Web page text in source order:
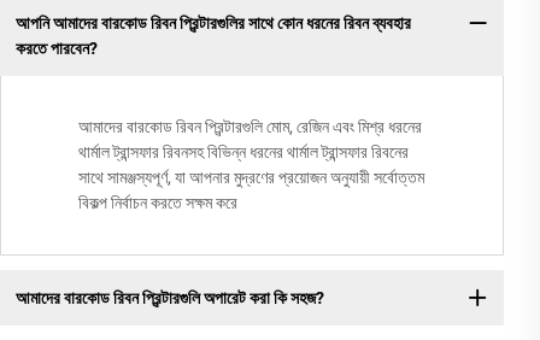
আপনি আমাদের বারকোড রিবন প্রিন্টারগুলির সাথে কোন ধরনের রিবন ব্যবহার
করতে পারবেন?
আমাদের বারকোড রিবন প্রিন্টারগুলি মোম, রেজিন এবং মিশ্র ধরনের
থার্মাল ট্রান্সফার রিবনসহ বিভিন্ন ধরনের থার্মাল ট্রান্সফার রিবনের
সাথে সামঞ্জস্যপূর্ণ, যা আপনার মুদ্রণের প্রয়োজন অনুযায়ী সর্বোত্তম
বিকল্প নির্বাচন করতে সক্ষম করে
আমাদের বারকোড রিবন প্রিন্টারগুলি অপারেট করা কি সহজ?